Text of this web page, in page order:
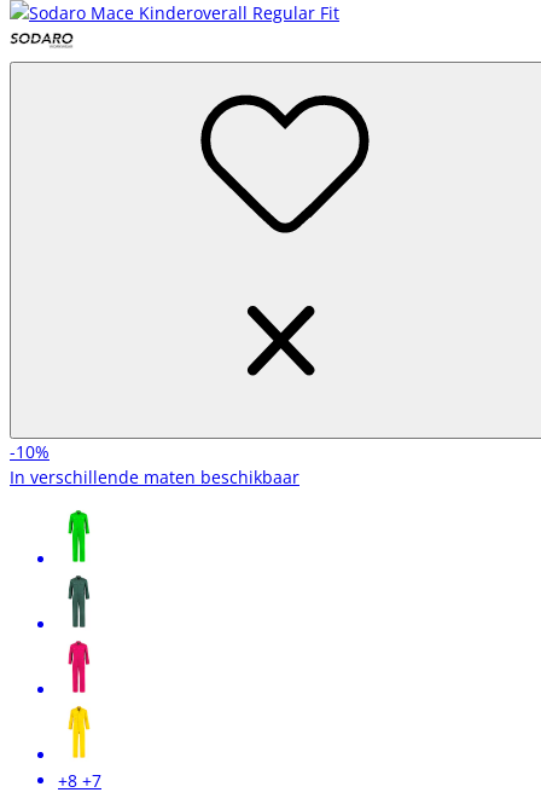
-10%
In verschillende maten beschikbaar
+8 +7